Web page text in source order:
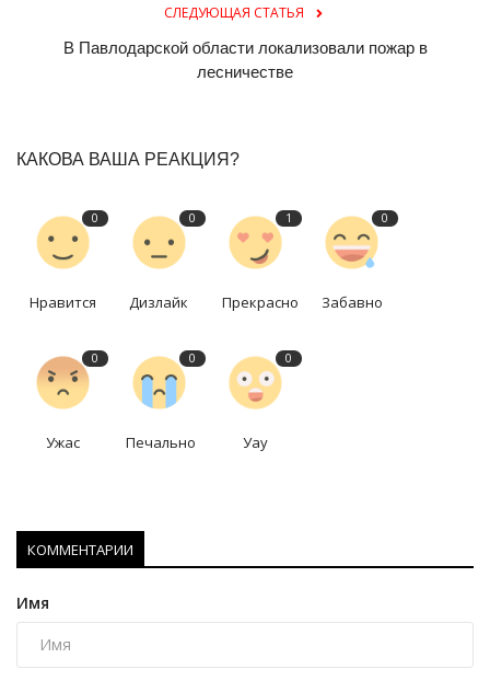
СЛЕДУЮЩАЯ СТАТЬЯ
В Павлодарской области локализовали пожар в
лесничестве
КАКОВА ВАША РЕАКЦИЯ?
0
Нравится
0
Дизлайк
1
Прекрасно
0
Забавно
0
Ужас
0
Печально
0
Уау
КОММЕНТАРИИ
Имя